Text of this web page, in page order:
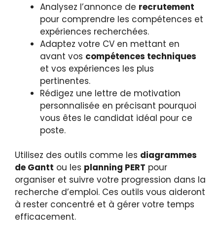
Analysez l’annonce de recrutement
pour comprendre les compétences et
expériences recherchées.
Adaptez votre CV en mettant en
avant vos compétences techniques
et vos expériences les plus
pertinentes.
Rédigez une lettre de motivation
personnalisée en précisant pourquoi
vous êtes le candidat idéal pour ce
poste.
Utilisez des outils comme les diagrammes
de Gantt ou les planning PERT pour
organiser et suivre votre progression dans la
recherche d’emploi. Ces outils vous aideront
à rester concentré et à gérer votre temps
efficacement.